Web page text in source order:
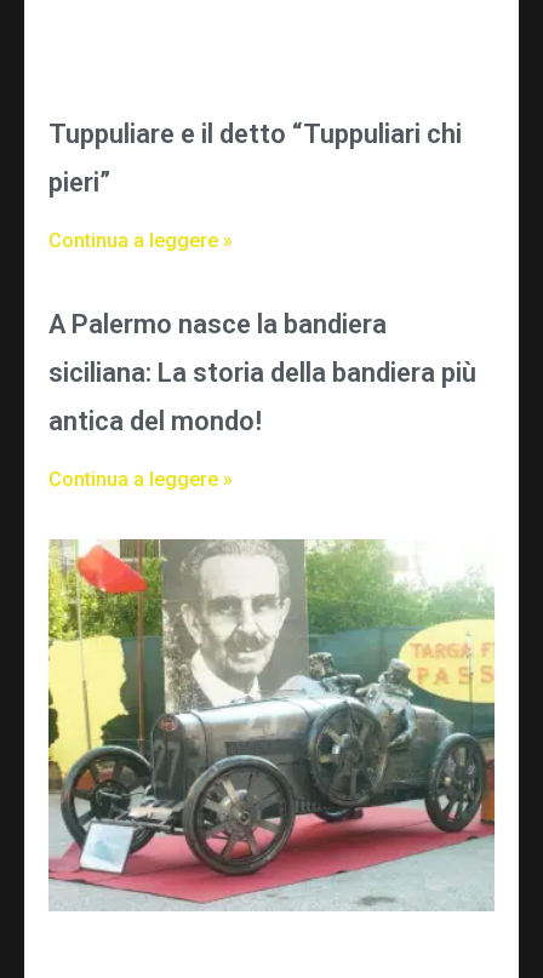
Tuppuliare e il detto “Tuppuliari chi
pieri”
Continua a leggere »
A Palermo nasce la bandiera
siciliana: La storia della bandiera più
antica del mondo!
Continua a leggere »